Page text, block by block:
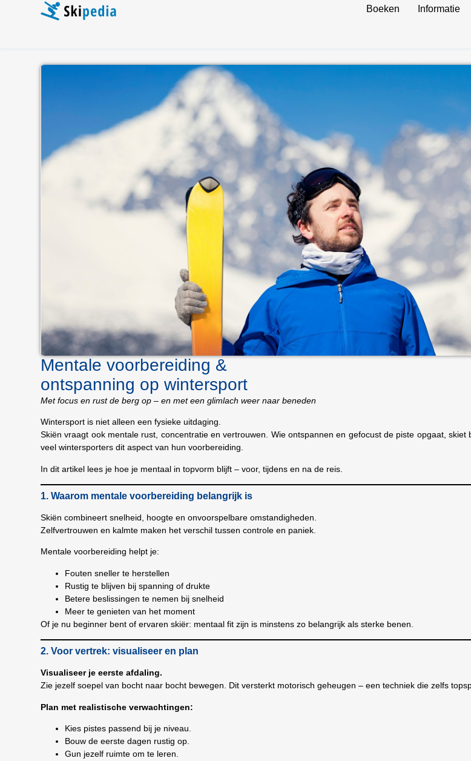
Boeken Informatie
Mentale voorbereiding &
ontspanning op wintersport
Met focus en rust de berg op – en met een glimlach weer naar beneden
Wintersport is niet alleen een fysieke uitdaging.
Skiën vraagt ook mentale rust, concentratie en vertrouwen. Wie ontspannen en gefocust de piste opgaat, skiet
veel wintersporters dit aspect van hun voorbereiding.
In dit artikel lees je hoe je mentaal in topvorm blijft – voor, tijdens en na de reis.
1. Waarom mentale voorbereiding belangrijk is
Skiën combineert snelheid, hoogte en onvoorspelbare omstandigheden.
Zelfvertrouwen en kalmte maken het verschil tussen controle en paniek.
Mentale voorbereiding helpt je:
Fouten sneller te herstellen
Rustig te blijven bij spanning of drukte
Betere beslissingen te nemen bij snelheid
Meer te genieten van het moment
Of je nu beginner bent of ervaren skiër: mentaal fit zijn is minstens zo belangrijk als sterke benen.
2. Voor vertrek: visualiseer en plan
Visualiseer je eerste afdaling.
Zie jezelf soepel van bocht naar bocht bewegen. Dit versterkt motorisch geheugen – een techniek die zelfs
Plan met realistische verwachtingen:
Kies pistes passend bij je niveau.
Bouw de eerste dagen rustig op.
Gun jezelf ruimte om te leren.